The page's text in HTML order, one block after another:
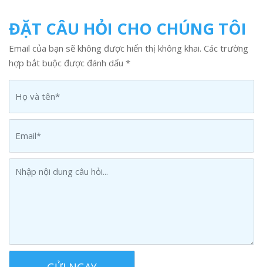
ĐẶT CÂU HỎI CHO CHÚNG TÔI
Email của bạn sẽ không được hiển thị không khai. Các trường
hợp bắt buộc được đánh dấu *